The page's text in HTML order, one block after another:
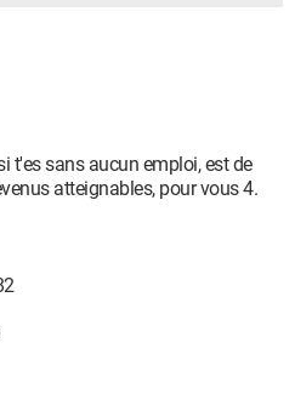
t'es sans aucun emploi, est de
atteignables, pour vous 4.